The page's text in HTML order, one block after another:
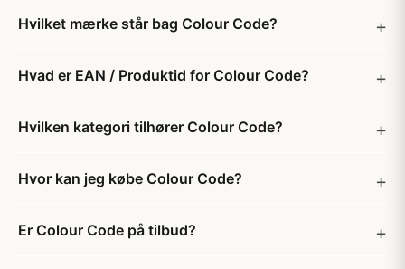
Hvilket mærke står bag Colour Code?
Hvad er EAN / Produktid for Colour Code?
Hvilken kategori tilhører Colour Code?
Hvor kan jeg købe Colour Code?
Er Colour Code på tilbud?